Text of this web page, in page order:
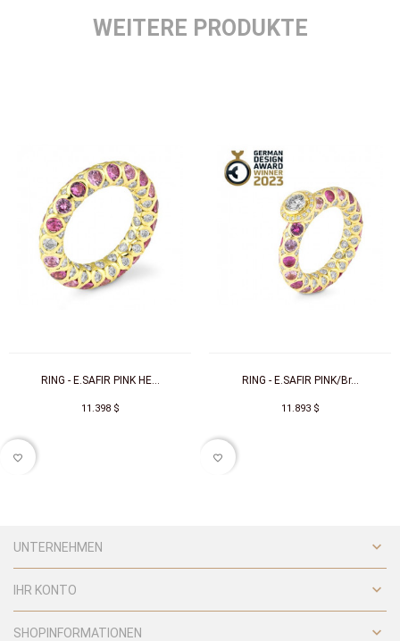
WEITERE PRODUKTE
RING - E.SAFIR PINK HE...
11.398 $
favorite_border
RING - E.SAFIR PINK/Br...
11.893 $
favorite_border
UNTERNEHMEN 
IHR KONTO 
SHOPINFORMATIONEN 